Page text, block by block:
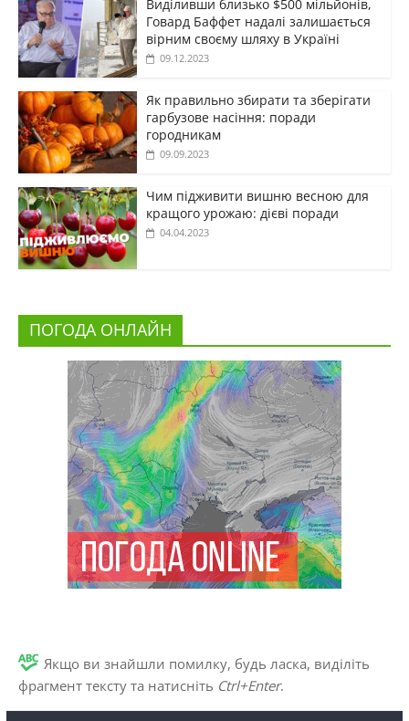
Виділивши близько $500 мільйонів,
Говард Баффет надалі залишається
вірним своєму шляху в Україні
09.12.2023
Як правильно збирати та зберігати
гарбузове насіння: поради
городникам
09.09.2023
Чим підживити вишню весною для
кращого урожаю: дієві поради
04.04.2023
ПОГОДА ОНЛАЙН
Якщо ви знайшли помилку, будь ласка, виділіть
фрагмент тексту та натисніть Ctrl+Enter.